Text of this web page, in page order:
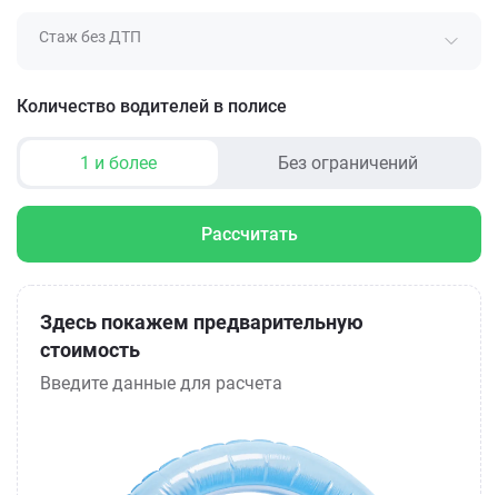
Стаж без ДТП
Количество водителей в полисе
1 и более Без ограничений
Рассчитать
Здесь покажем предварительную
стоимость
Введите данные для расчета